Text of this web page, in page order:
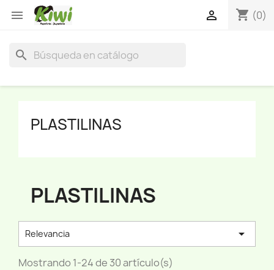
 shopping_cart (0)

search
PLASTILINAS
PLASTILINAS
Relevancia 
Mostrando 1-24 de 30 artículo(s)